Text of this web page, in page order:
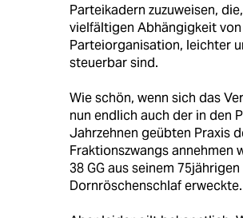
Parteikadern zuzuweisen,
vielfältigen Abhängigkeit
Parteiorganisation, leichter
steuerbar sind.
Wie schön, wenn sich das
nun endlich auch der in den
Jahrzehnen geübten Praxis
Fraktionszwangs annehmen
38 GG aus seinem 75jährigen
Dornröschenschlaf erweckte.